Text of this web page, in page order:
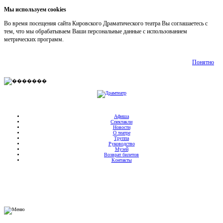
Мы используем cookies
Во время посещения сайта Кировского Драматического театра Вы соглашаетесь с
тем, что мы обрабатываем Ваши персональные данные с использованием
метрических программ.
Понятно
Афиша
Спектакли
Новости
О театре
Труппа
Руководство
Музей
Возврат билетов
Контакты